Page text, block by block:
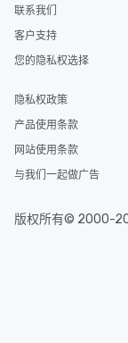
联系我们
客户支持
您的隐私权选择
隐私权政策
产品使用条款
网站使用条款
与我们一起做广告
版权所有© 2000-